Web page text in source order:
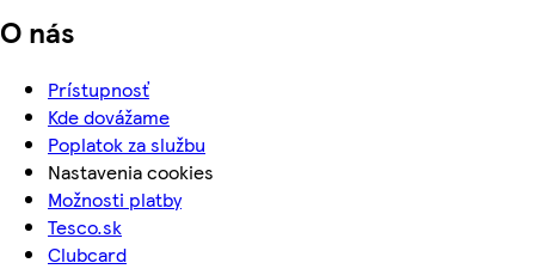
O nás
Prístupnosť
Kde dovážame
Poplatok za službu
Nastavenia cookies
Možnosti platby
Tesco.sk
Clubcard